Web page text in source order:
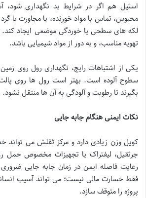
استیل هم اگر در شرایط بد نگهداری
محبوس، تماس با مواد خورنده، یا مجاورت با
لکه های سطحی یا خوردگی موضعی ایجاد کند.
تهویه مناسب، و به دور از مواد شیمیایی باشد.
یکی از اشتباهات رایج، نگهداری رول روی
سطوح آلوده است. بهتر است رول ها روی پالت
بگیرند تا رطوبت و آلودگی به آن ها منتقل نشود.
نکات ایمنی هنگام جابه جایی
کویل وزن زیادی دارد و مرکز ثقلش می تواند
جرثقیل، لیفتراک یا تجهیزات مخصوص حمل
رعایت فاصله ایمن در زمان جابه جایی
فقط خسارت مالی نیست؛ می تواند آسیب
پروژه را متوقف سازد.